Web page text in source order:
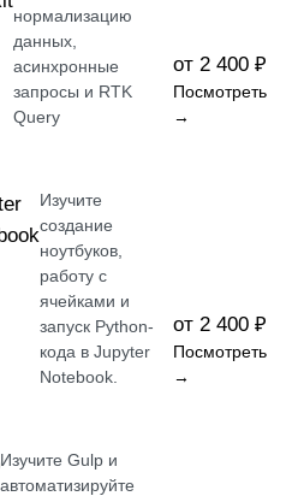
нормализацию
данных,
асинхронные
запросы и RTK
Query
от 2 400 ₽
Посмотреть
→
Изучите
создание
ноутбуков,
работу с
ячейками и
запуск Python-
кода в Jupyter
Notebook.
от 2 400 ₽
Посмотреть
→
Изучите Gulp и
автоматизируйте